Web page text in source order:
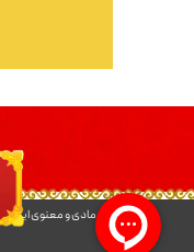
کلیه حقوق مادی و معنوی این